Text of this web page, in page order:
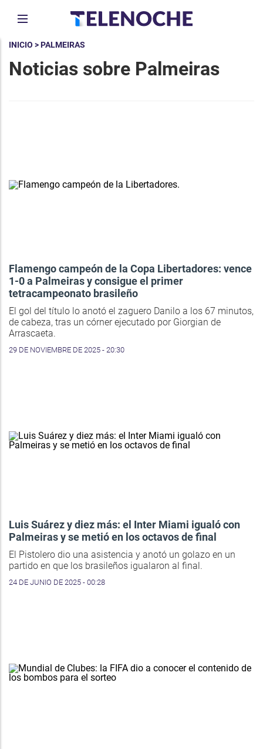
INICIO > PALMEIRAS
Noticias sobre Palmeiras
Flamengo campeón de la Copa Libertadores: vence
1-0 a Palmeiras y consigue el primer
tetracampeonato brasileño
El gol del título lo anotó el zaguero Danilo a los 67 minutos,
de cabeza, tras un córner ejecutado por Giorgian de
Arrascaeta.
29 DE NOVIEMBRE DE 2025 - 20:30
Luis Suárez y diez más: el Inter Miami igualó con
Palmeiras y se metió en los octavos de final
El Pistolero dio una asistencia y anotó un golazo en un
partido en que los brasileños igualaron al final.
24 DE JUNIO DE 2025 - 00:28